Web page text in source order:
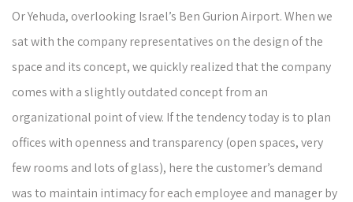
Or Yehuda, overlooking Israel’s Ben Gurion Airport. When we
sat with the company representatives on the design of the
space and its concept, we quickly realized that the company
comes with a slightly outdated concept from an
organizational point of view. If the tendency today is to plan
offices with openness and transparency (open spaces, very
few rooms and lots of glass), here the customer’s demand
was to maintain intimacy for each employee and manager by